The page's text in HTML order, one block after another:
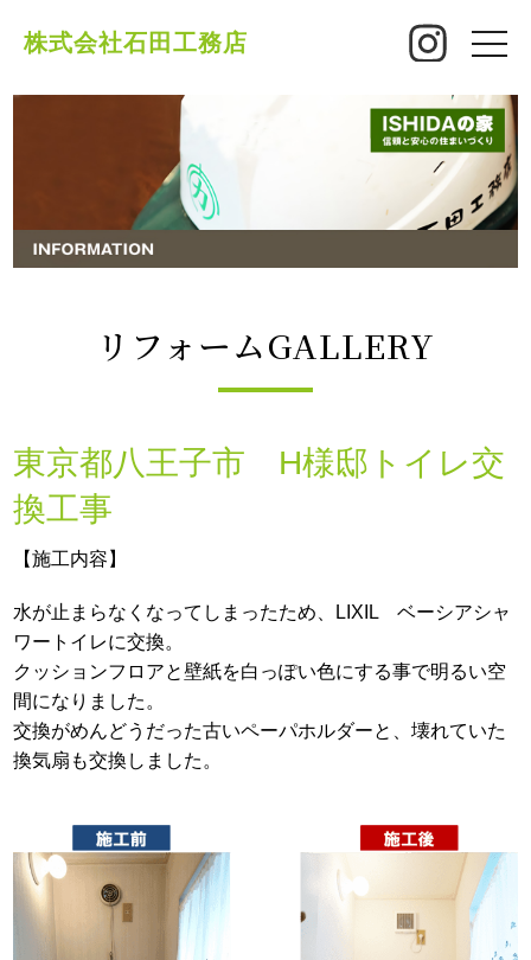
株式会社石田工務店
toggle
リフォームGALLERY
東京都八王子市 H様邸トイレ交
換工事
【施工内容】
水が止まらなくなってしまったため、LIXIL ベーシアシャ
ワートイレに交換。
クッションフロアと壁紙を白っぽい色にする事で明るい空
間になりました。
交換がめんどうだった古いペーパホルダーと、壊れていた
換気扇も交換しました。